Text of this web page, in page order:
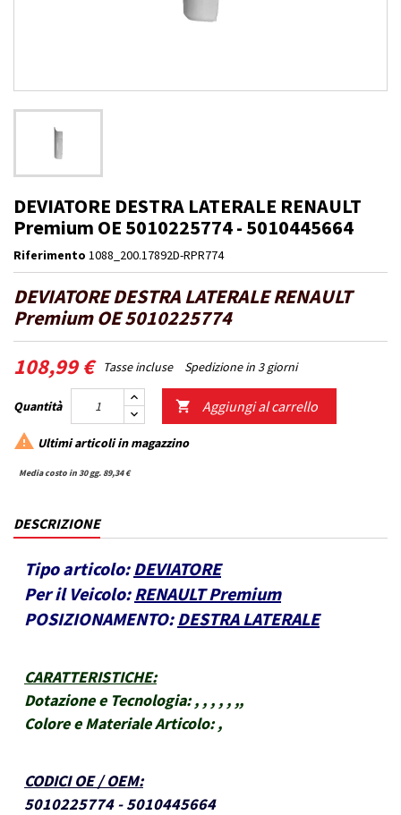
DEVIATORE DESTRA LATERALE RENAULT
Premium OE 5010225774 - 5010445664
Riferimento 1088_200.17892D-RPR774
DEVIATORE DESTRA LATERALE RENAULT
Premium OE 5010225774
108,99 € Tasse incluse Spedizione in 3 giorni
Quantità  Aggiungi al carrello
 Ultimi articoli in magazzino
Media costo in 30 gg. 89,34 €
DESCRIZIONE
Tipo articolo: DEVIATORE
Per il Veicolo: RENAULT Premium
POSIZIONAMENTO: DESTRA LATERALE
CARATTERISTICHE:
Dotazione e Tecnologia: , , , , , ,,
Colore e Materiale Articolo: ,
CODICI OE / OEM:
5010225774 - 5010445664